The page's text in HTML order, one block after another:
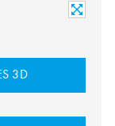
3D